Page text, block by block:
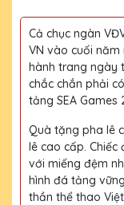
Cả chục ngàn
VN vào cuối năm
hành trang ngày
chắc chắn phải
tảng SEA Games
Quà tặng pha lê
lê cao cấp. Chiếc
với miếng đệm
hình đá tảng
thần thể thao